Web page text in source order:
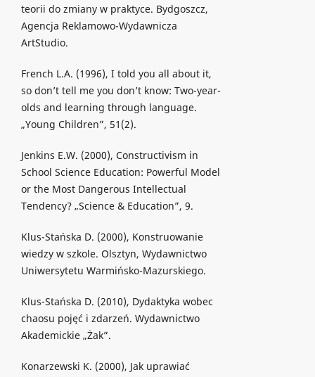
teorii do zmiany w praktyce. Bydgoszcz,
Agencja Reklamowo-Wydawnicza
ArtStudio.
French L.A. (1996), I told you all about it,
so don’t tell me you don’t know: Two-year-
olds and learning through language.
„Young Children”, 51(2).
Jenkins E.W. (2000), Constructivism in
School Science Education: Powerful Model
or the Most Dangerous Intellectual
Tendency? „Science & Education”, 9.
Klus-Stańska D. (2000), Konstruowanie
wiedzy w szkole. Olsztyn, Wydawnictwo
Uniwersytetu Warmińsko-Mazurskiego.
Klus-Stańska D. (2010), Dydaktyka wobec
chaosu pojęć i zdarzeń. Wydawnictwo
Akademickie „Żak”.
Konarzewski K. (2000), Jak uprawiać